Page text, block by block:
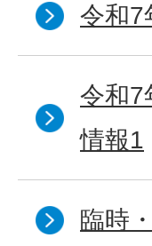
令和7
令和7
情報1
臨時